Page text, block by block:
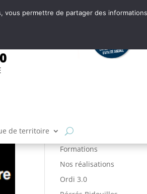
de territoire
Fabrique de Territoire
Formations
Nos réalisations
Ordi 3.0
permettre de partager des